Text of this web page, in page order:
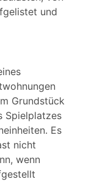
und
Grundstück
Spielplatzes
Es
nicht
wenn